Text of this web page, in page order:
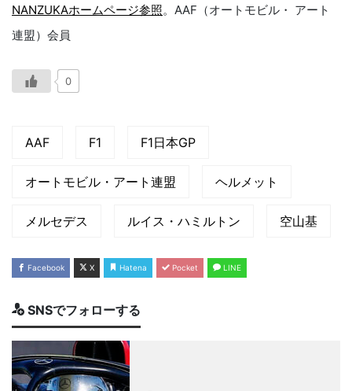
NANZUKAホームページ参照。AAF（オートモビル・ アート
連盟）会員
0
AAF F1 F1日本GP
オートモビル・アート連盟 ヘルメット
メルセデス ルイス・ハミルトン 空山基
Facebook X Hatena Pocket LINE
SNSでフォローする